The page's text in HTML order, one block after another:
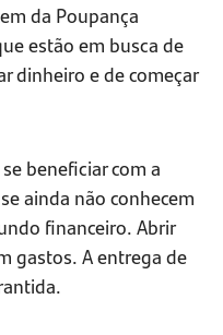
da Poupança
estão em busca de
dinheiro e de começar
beneficiar com a
ainda não conhecem
financeiro. Abrir
gastos. A entrega de